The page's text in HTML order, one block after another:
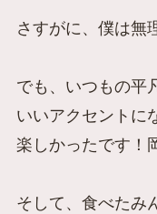
さすがに、僕は無
でも、いつもの平
いいアクセントに
楽しかったです！
そして、食べたみ